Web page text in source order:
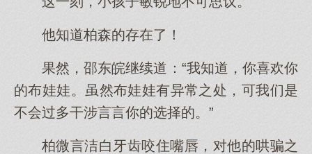
他知道柏森的存在了！
果然，邵东皖继续道：“我知道，你喜欢你
的布娃娃。虽然布娃娃有异常之处，可我们是
不会过多干涉言言你的选择的。”
柏微言洁白牙齿咬住嘴唇，对他的哄骗之